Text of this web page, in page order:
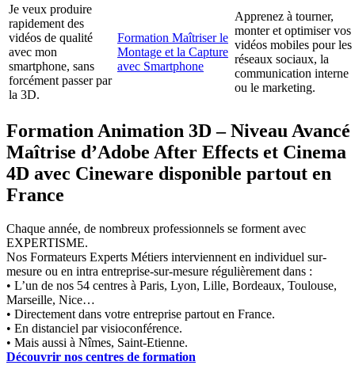
Je veux produire
rapidement des
vidéos de qualité
avec mon
smartphone, sans
forcément passer par
la 3D.
Formation Maîtriser le
Montage et la Capture
avec Smartphone
Apprenez à tourner,
monter et optimiser vos
vidéos mobiles pour les
réseaux sociaux, la
communication interne
ou le marketing.
Formation Animation 3D – Niveau Avancé
Maîtrise d’Adobe After Effects et Cinema
4D avec Cineware disponible partout en
France
Chaque année, de nombreux professionnels se forment avec
EXPERTISME.
Nos Formateurs Experts Métiers interviennent en individuel sur-
mesure ou en intra entreprise-sur-mesure régulièrement dans :
• L’un de nos 54 centres à Paris, Lyon, Lille, Bordeaux, Toulouse,
Marseille, Nice…
• Directement dans votre entreprise partout en France.
• En distanciel par visioconférence.
• Mais aussi à Nîmes, Saint-Etienne.
Découvrir nos centres de formation